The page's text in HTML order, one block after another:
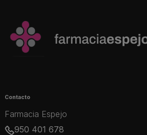
Contacto
Farmacia Espejo
950 401 678